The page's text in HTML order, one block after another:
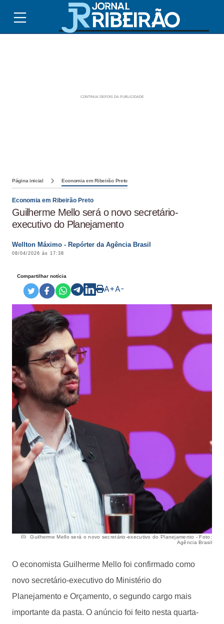
Página inicial Economia em Ribeirão Preto
Economia em Ribeirão Preto
Guilherme Mello será o novo secretário-
executivo do Planejamento
Wellton Máximo - Repórter da Agência Brasil
08/04/2026 às 17:38
Compartilhar notícia
A+A-
Guilherme Mello será o novo secretário-executivo do Planejamento - Foto:
Agência Brasil
O economista Guilherme Mello foi confirmado como
novo secretário-executivo do Ministério do
Planejamento e Orçamento, o segundo cargo mais
importante da pasta. O anúncio foi feito nesta quarta-